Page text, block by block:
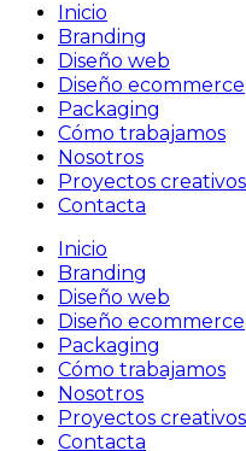
Inicio
Branding
Diseño web
Diseño ecommerce
Packaging
Cómo trabajamos
Nosotros
Proyectos creativos
Contacta
Inicio
Branding
Diseño web
Diseño ecommerce
Packaging
Cómo trabajamos
Nosotros
Proyectos creativos
Contacta